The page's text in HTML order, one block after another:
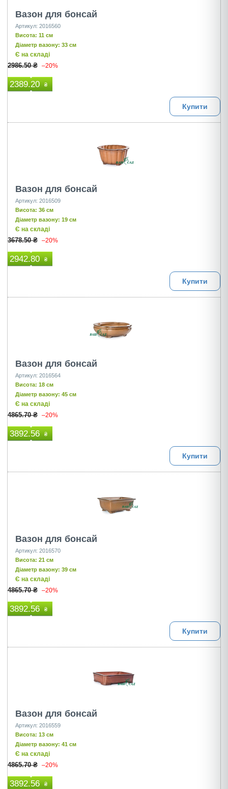
Вазон для бонсай
Артикул: 2016560
Висота: 11 см
Діаметр вазону: 33 см
Є на складі
2986.50 ₴ –20%
2389.20 ₴
Купити
Вазон для бонсай
Артикул: 2016509
Висота: 36 см
Діаметр вазону: 19 см
Є на складі
3678.50 ₴ –20%
2942.80 ₴
Купити
Вазон для бонсай
Артикул: 2016564
Висота: 18 см
Діаметр вазону: 45 см
Є на складі
4865.70 ₴ –20%
3892.56 ₴
Купити
Вазон для бонсай
Артикул: 2016570
Висота: 21 см
Діаметр вазону: 39 см
Є на складі
4865.70 ₴ –20%
3892.56 ₴
Купити
Вазон для бонсай
Артикул: 2016559
Висота: 13 см
Діаметр вазону: 41 см
Є на складі
4865.70 ₴ –20%
3892.56 ₴